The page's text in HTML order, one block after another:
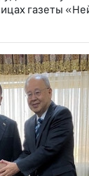
газеты